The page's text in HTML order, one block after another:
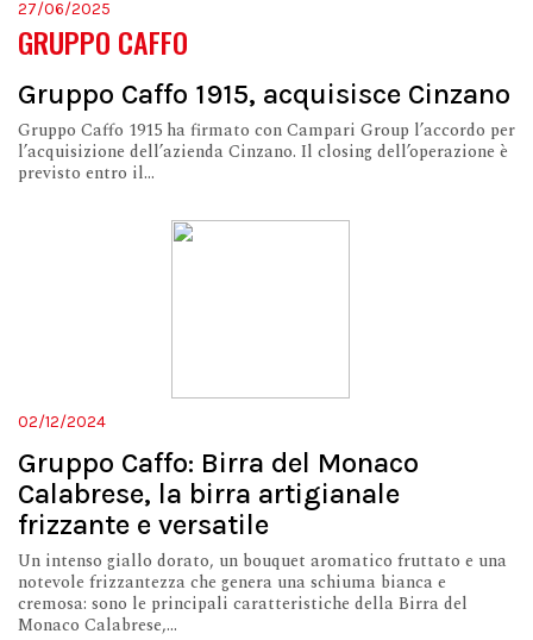
27/06/2025
GRUPPO CAFFO
Gruppo Caffo 1915, acquisisce Cinzano
Gruppo Caffo 1915 ha firmato con Campari Group l’accordo per
l’acquisizione dell’azienda Cinzano. Il closing dell’operazione è
previsto entro il...
02/12/2024
Gruppo Caffo: Birra del Monaco
Calabrese, la birra artigianale
frizzante e versatile
Un intenso giallo dorato, un bouquet aromatico fruttato e una
notevole frizzantezza che genera una schiuma bianca e
cremosa: sono le principali caratteristiche della Birra del
Monaco Calabrese,...